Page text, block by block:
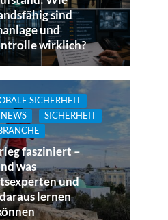
sind
und
wirklich?
SICHERHEIT
NEWS
SICHERHEIT
fasziniert –
was
und
lernen